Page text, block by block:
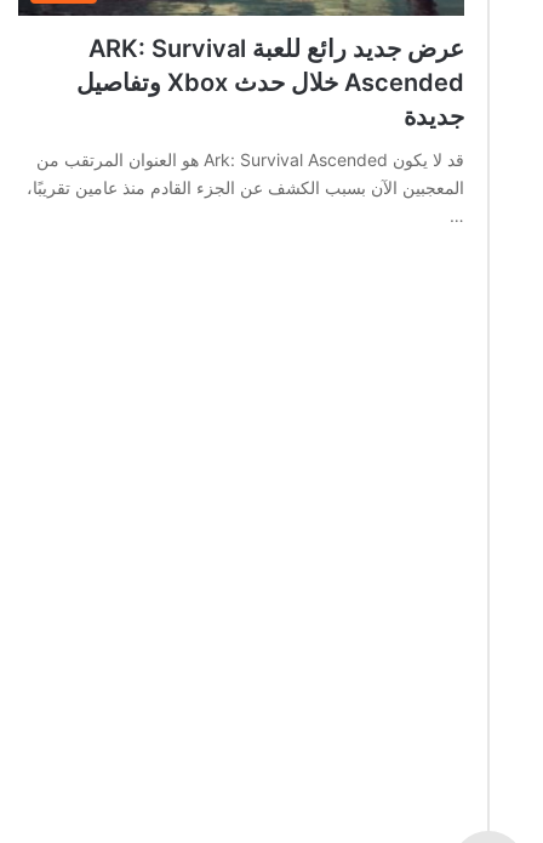
عرض جديد رائع للعبة ARK: Survival
Ascended خلال حدث Xbox وتفاصيل
جديدة
قد لا يكون Ark: Survival Ascended هو العنوان المرتقب من
المعجبين الآن بسبب الكشف عن الجزء القادم منذ عامين تقريبًا،
…